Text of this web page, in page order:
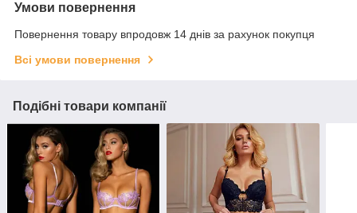
Умови повернення
Повернення товару впродовж 14 днів за рахунок покупця
Всі умови повернення
Подібні товари компанії